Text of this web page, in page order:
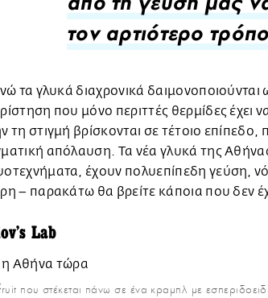
από τη γεύση μας να
τον αρτιότερο
τα γλυκά διαχρονικά δαιμονοποιούνται
που μόνο περιττές θερμίδες έχει
τη στιγμή βρίσκονται σε τέτοιο
απόλαυση. Τα νέα γλυκά της Αθήνας
έχουν πολυεπίπεδη γεύση,
– παρακάτω θα βρείτε κάποια που δεν
Lab
που στέκεται πάνω σε ένα κραμπλ με